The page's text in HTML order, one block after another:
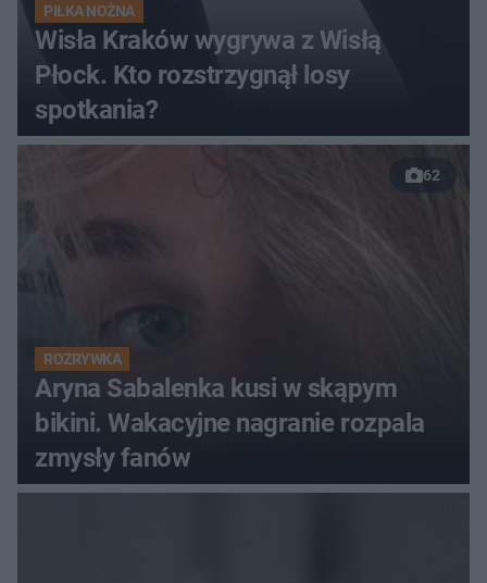
PIŁKA NOŻNA
Wisła Kraków wygrywa z Wisłą
Płock. Kto rozstrzygnął losy
spotkania?
62
ROZRYWKA
Aryna Sabalenka kusi w skąpym
bikini. Wakacyjne nagranie rozpala
zmysły fanów